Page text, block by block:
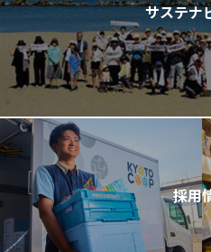
サステナ
採用